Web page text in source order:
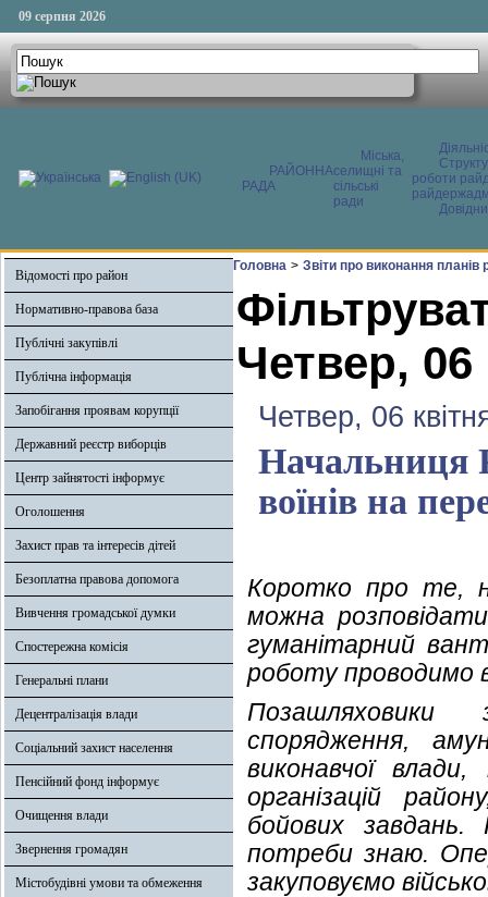
09 серпня 2026
РАЙОННА
РАДА
Міська,
селищні та
сільські
ради
роботи
Відомості про район
Нормативно-правова база
Публічні закупівлі
Публічна інформація
Запобігання проявам корупції
Державний реєстр виборців
Центр зайнятості інформує
Оголошення
Захист прав та інтересів дітей
Безоплатна правова допомога
Вивчення громадської думки
Спостережна комісія
Генеральні плани
Децентралізація влади
Соціальний захист населення
Пенсійний фонд інформує
Очищення влади
Звернення громадян
Містобудівні умови та обмеження
Головна > Звіти про виконання планів
Четвер, 06
Четвер, 06
Начальниця
воїнів на
Коротко про те,
можна
гуманітарний
роботу проводимо
Позашляховики
спорядження,
виконавчої
організацій
бойових
потреби знаю.
закуповуємо